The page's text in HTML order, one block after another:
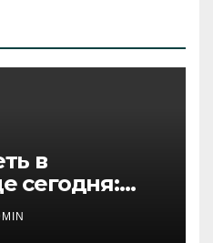
в
сегодня:
по самому
России